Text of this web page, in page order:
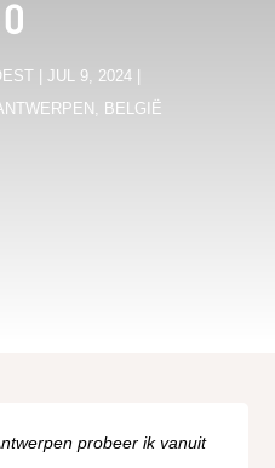
JUL 9, 2024
BELGIË
probeer ik vanuit